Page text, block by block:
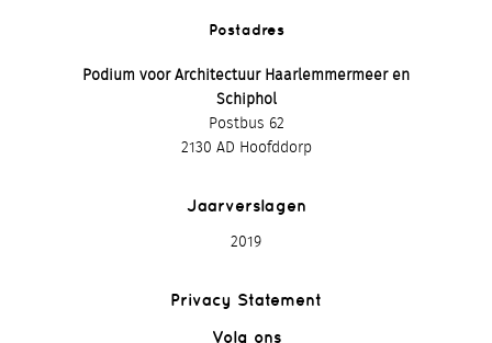
Postadres
Podium voor Architectuur Haarlemmermeer en
Schiphol
Postbus 62
2130 AD Hoofddorp
Jaarverslagen
2019
Privacy Statement
Volg ons